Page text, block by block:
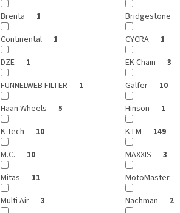
Brenta 1 Bridgestone
Continental 1 CYCRA 1
DZE 1 EK Chain 3
FUNNELWEB FILTER 1 Galfer 10
Haan Wheels 5 Hinson 1
K-tech 10 KTM 149
M.C. 10 MAXXIS 3
Mitas 11 MotoMaster
Multi Air 3 Nachman 2